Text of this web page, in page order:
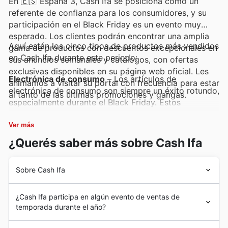
referente de confianza para los consumidores, y su
participación en el Black Friday es un evento muy
esperado. Los clientes podrán encontrar una amplia
gama de productos con descuentos excepcionales en
sus anuncios semanales y catálogos, con ofertas
exclusivas disponibles en su página web oficial. Les
animamos a visitar su portal con frecuencia para estar
al tanto de las últimas promociones y gangas.
Aquí están los cinco tipos de productos más vendidos
en Cash Ifa durante este periodo:
Electrónica de consumo– Los artículos de
electrónica de consumo son siempre un éxito rotundo,
especialmente durante el Black Friday. Estos
pequeños electrodomésticos, gozan de una gran
demanda y Cash Ifa los presenta con atractivos
descuentos en sus últimas ofertas. Prepárense para
semanales de Cash Ifa.
Electrodomésticos– Para equipar el hogar, los
electrodomésticos son una opción prioritaria para
Ver más
¿Querés saber más sobre Cash Ifa
Sobre Cash Ifa
Cash Ifa inicia su andadura en 🇪🇸 España 3 con una
clara vocación de servicio y cercanía al consumidor,
estableciéndose como un referente en el sector de los
¿Cash Ifa participa en algún evento de ventas de
temporada durante el año?